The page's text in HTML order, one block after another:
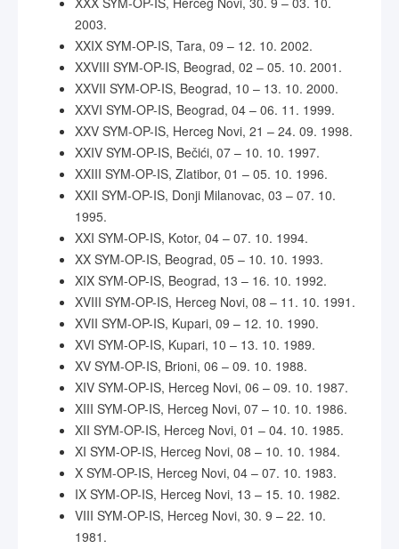
2003.
XXIX SYM-OP-IS, Tara, 09 – 12. 10. 2002.
XXVIII SYM-OP-IS, Beograd, 02 – 05. 10. 2001.
XXVII SYM-OP-IS, Beograd, 10 – 13. 10. 2000.
XXVI SYM-OP-IS, Beograd, 04 – 06. 11. 1999.
XXV SYM-OP-IS, Herceg Novi, 21 – 24. 09. 1998.
XXIV SYM-OP-IS, Bečići, 07 – 10. 10. 1997.
XXIII SYM-OP-IS, Zlatibor, 01 – 05. 10. 1996.
XXII SYM-OP-IS, Donji Milanovac, 03 – 07. 10.
1995.
XXI SYM-OP-IS, Kotor, 04 – 07. 10. 1994.
XX SYM-OP-IS, Beograd, 05 – 10. 10. 1993.
XIX SYM-OP-IS, Beograd, 13 – 16. 10. 1992.
XVIII SYM-OP-IS, Herceg Novi, 08 – 11. 10. 1991.
XVII SYM-OP-IS, Kupari, 09 – 12. 10. 1990.
XVI SYM-OP-IS, Kupari, 10 – 13. 10. 1989.
XV SYM-OP-IS, Brioni, 06 – 09. 10. 1988.
XIV SYM-OP-IS, Herceg Novi, 06 – 09. 10. 1987.
XIII SYM-OP-IS, Herceg Novi, 07 – 10. 10. 1986.
XII SYM-OP-IS, Herceg Novi, 01 – 04. 10. 1985.
XI SYM-OP-IS, Herceg Novi, 08 – 10. 10. 1984.
X SYM-OP-IS, Herceg Novi, 04 – 07. 10. 1983.
IX SYM-OP-IS, Herceg Novi, 13 – 15. 10. 1982.
VIII SYM-OP-IS, Herceg Novi, 30. 9 – 22. 10.
1981.